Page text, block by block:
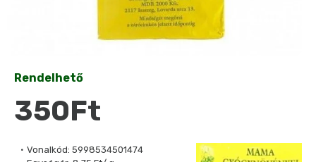
Vonalkód: 5998534501474
Rendelhető
350Ft